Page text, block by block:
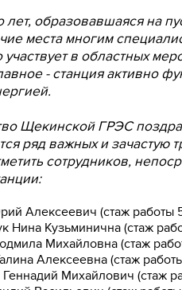
лет, образовавшаяся на
места многим
участвует в областных
- станция активно
Щекинской ГРЭС
ряд важных и зачастую
сотрудников,
Алексеевич (стаж работы
Нина Кузьминична (стаж
Михайловна (стаж
Алексеевна (стаж
Михайлович (стаж